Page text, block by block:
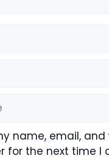
name, email,
for the next time I